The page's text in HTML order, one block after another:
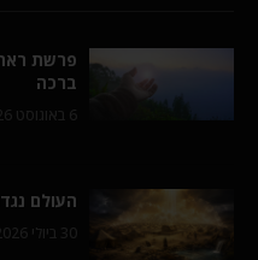
פרשת
ברכה
6 באוגוסט 2026
העולם
30 ביולי 2026